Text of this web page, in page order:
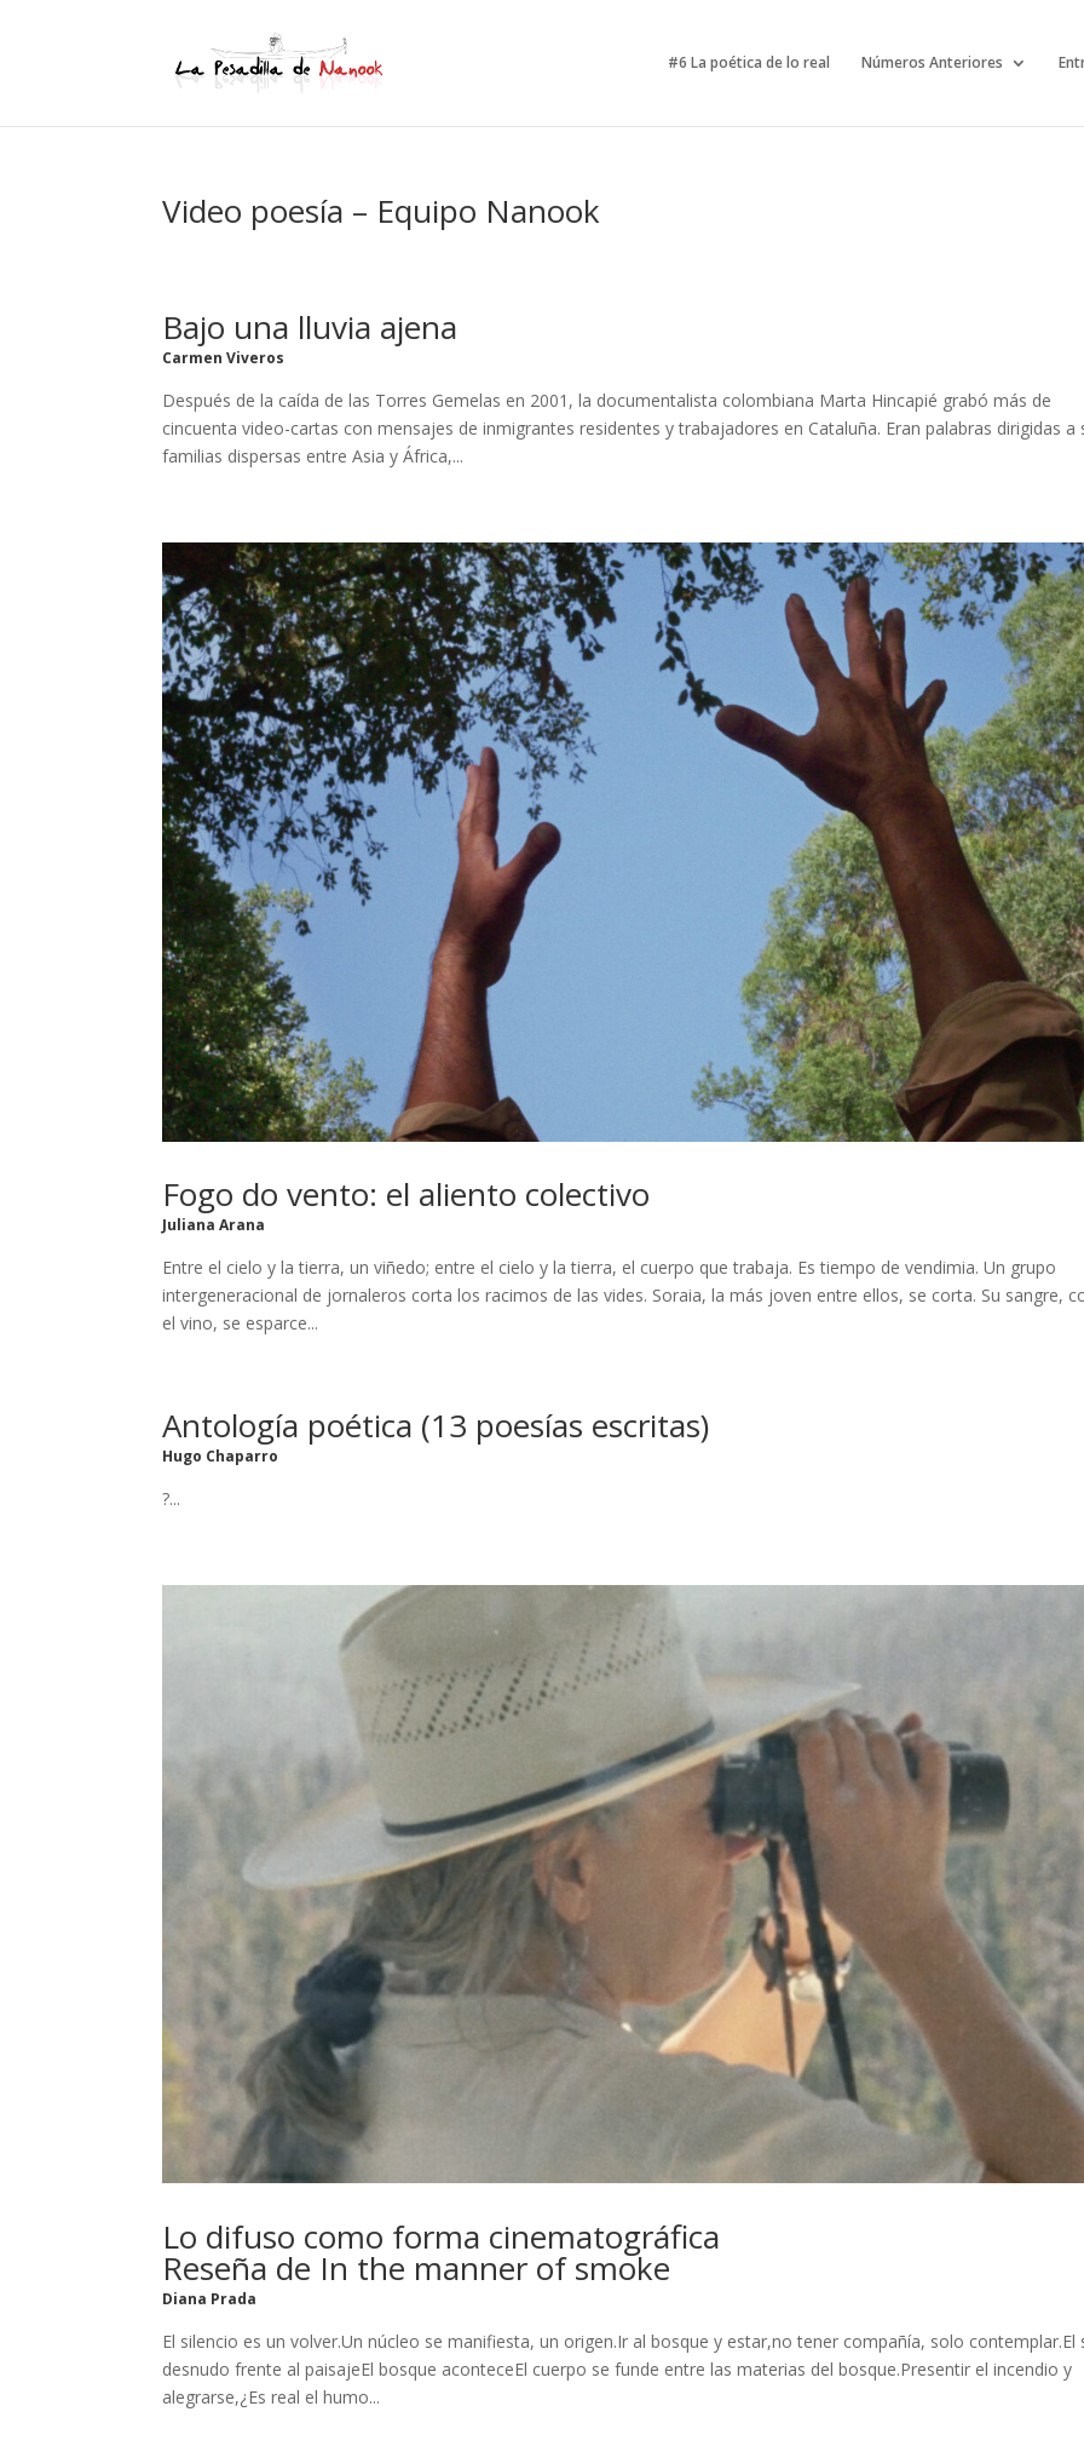
#6 La poética de lo real Números Anteriores
Video poesía – Equipo Nanook
Bajo una lluvia ajena
Carmen Viveros
Después de la caída de las Torres Gemelas en 2001, la documentalista colombiana Marta Hincapié grabó más de
cincuenta video-cartas con mensajes de inmigrantes residentes y trabajadores en Cataluña. Eran palabras dirigidas a
familias dispersas entre Asia y África,...
Fogo do vento: el aliento colectivo
Juliana Arana
Entre el cielo y la tierra, un viñedo; entre el cielo y la tierra, el cuerpo que trabaja. Es tiempo de vendimia. Un grupo
intergeneracional de jornaleros corta los racimos de las vides. Soraia, la más joven entre ellos, se corta. Su sangre,
el vino, se esparce...
Antología poética (13 poesías escritas)
Hugo Chaparro
?...
Lo difuso como forma cinematográfica
Reseña de In the manner of smoke
Diana Prada
El silencio es un volver.Un núcleo se manifiesta, un origen.Ir al bosque y estar,no tener compañía, solo contemplar.El
desnudo frente al paisajeEl bosque aconteceEl cuerpo se funde entre las materias del bosque.Presentir el incendio y
alegrarse,¿Es real el humo...